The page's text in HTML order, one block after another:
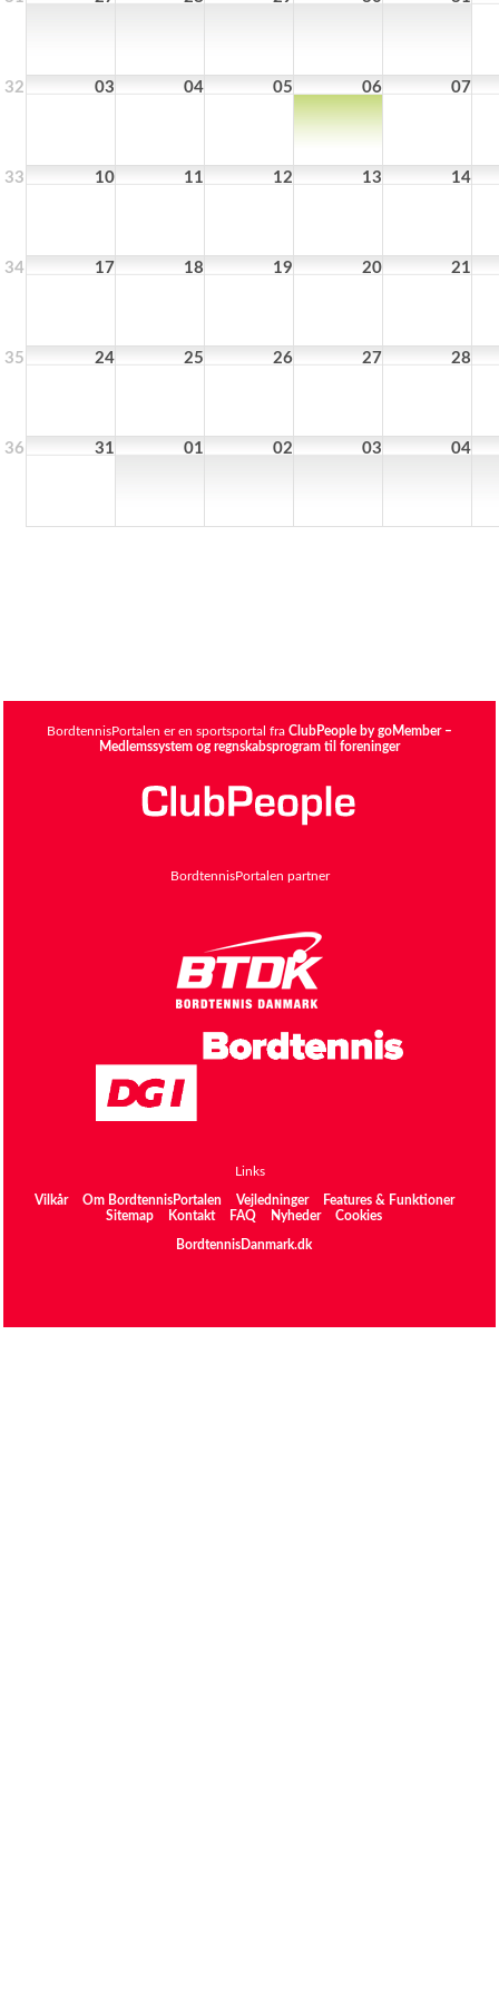
32 03 04 05 06 07
33 10 11 12 13 14
34 17 18 19 20 21
35 24 25 26 27 28
36 31 01 02 03 04
BordtennisPortalen er en sportsportal fra ClubPeople by goMember –
Medlemssystem og regnskabsprogram til foreninger
BordtennisPortalen partner
Links
Vilkår Om BordtennisPortalen Vejledninger
Features & Funktioner
Sitemap
Kontakt FAQ Nyheder Cookies
BordtennisDanmark.dk